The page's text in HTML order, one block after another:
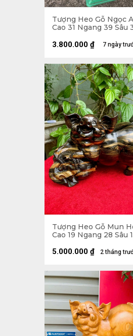
Tượng Heo Gỗ Ngọc
Cao 31 Ngang 39 Sâu
7 ngày
3.800.000 ₫
Tượng Heo Gỗ Mun
Cao 19 Ngang 28 Sâu
2 tháng
5.000.000 ₫